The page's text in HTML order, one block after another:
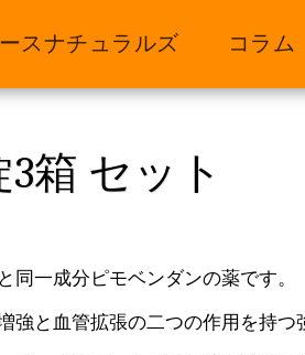
スナチュラルズ コラム
箱 セット
同一成分ピモベンダンの薬です。
強と血管拡張の二つの作用を持つ